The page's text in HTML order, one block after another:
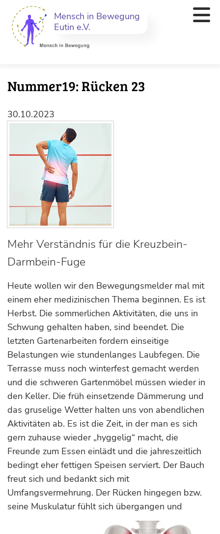
Mensch in Bewegung
Eutin e.V.
Nummer19: Rücken 23
30.10.2023
Mehr Verständnis für die Kreuzbein-
Darmbein-Fuge
Heute wollen wir den Bewegungsmelder mal mit
einem eher medizinischen Thema beginnen. Es ist
Herbst. Die sommerlichen Aktivitäten, die uns in
Schwung gehalten haben, sind beendet. Die
letzten Gartenarbeiten fordern einseitige
Belastungen wie stundenlanges Laubfegen. Die
Terrasse muss noch winterfest gemacht werden
und die schweren Gartenmöbel müssen wieder in
den Keller. Die früh einsetzende Dämmerung und
das gruselige Wetter halten uns von abendlichen
Aktivitäten ab. Es ist die Zeit, in der man es sich
gern zuhause wieder „hyggelig“ macht, die
Freunde zum Essen einlädt und die jahreszeitlich
bedingt eher fettigen Speisen serviert. Der Bauch
freut sich und bedankt sich mit
Umfangsvermehrung. Der Rücken hingegen bzw.
seine Muskulatur fühlt sich übergangen und